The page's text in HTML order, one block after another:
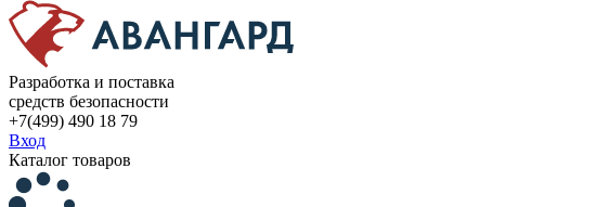
Разработка и поставка
средств безопасности
+7(499) 490 18 79
Вход
Каталог товаров